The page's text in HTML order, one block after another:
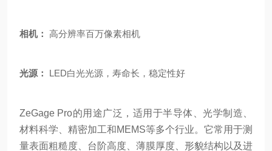
相机： 高分辨率百万像素相机
光源： LED白光光源，寿命长，稳定性好
ZeGage Pro的用途广泛，适用于半导体、光学制造、
材料科学、精密加工和MEMS等多个行业。它常用于测
量表面粗糙度、台阶高度、薄膜厚度、形貌结构以及进